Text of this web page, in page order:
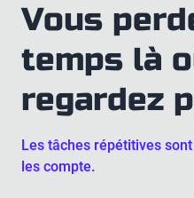
Vous
temps là
regardez
Les tâches répétitives
les compte.